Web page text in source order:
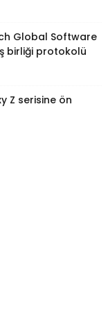
Global Software
birliği protokolü
Z serisine ön